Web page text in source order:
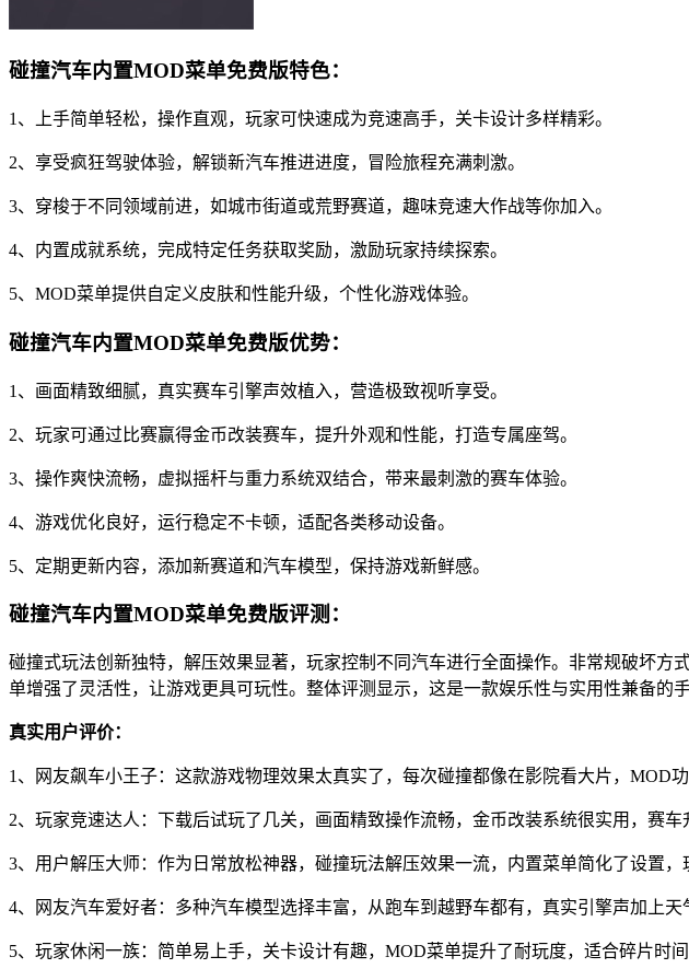
碰撞汽车内置MOD菜单免费版特色：
1、上手简单轻松，操作直观，玩家可快速成为竞速高手，关卡设计多样精彩。
2、享受疯狂驾驶体验，解锁新汽车推进进度，冒险旅程充满刺激。
3、穿梭于不同领域前进，如城市街道或荒野赛道，趣味竞速大作战等你加入。
4、内置成就系统，完成特定任务获取奖励，激励玩家持续探索。
5、MOD菜单提供自定义皮肤和性能升级，个性化游戏体验。
碰撞汽车内置MOD菜单免费版优势：
1、画面精致细腻，真实赛车引擎声效植入，营造极致视听享受。
2、玩家可通过比赛赢得金币改装赛车，提升外观和性能，打造专属座驾。
3、操作爽快流畅，虚拟摇杆与重力系统双结合，带来最刺激的赛车体验。
4、游戏优化良好，运行稳定不卡顿，适配各类移动设备。
5、定期更新内容，添加新赛道和汽车模型，保持游戏新鲜感。
碰撞汽车内置MOD菜单免费版评测：
碰撞式玩法创新独特，解压效果显著，玩家控制不同汽车进行全面操作。非常规破坏
单增强了灵活性，让游戏更具可玩性。整体评测显示，这是一款娱乐性与实用性兼备的手
真实用户评价：
1、网友飙车小王子：这款游戏物理效果太真实了，每次碰撞都像在影院看大片，MOD
2、玩家竞速达人：下载后试玩了几关，画面精致操作流畅，金币改装系统很实用，赛车
3、用户解压大师：作为日常放松神器，碰撞玩法解压效果一流，内置菜单简化了设置，
4、网友汽车爱好者：多种汽车模型选择丰富，从跑车到越野车都有，真实引擎声加上天
5、玩家休闲一族：简单易上手，关卡设计有趣，MOD菜单提升了耐玩度，适合碎片时